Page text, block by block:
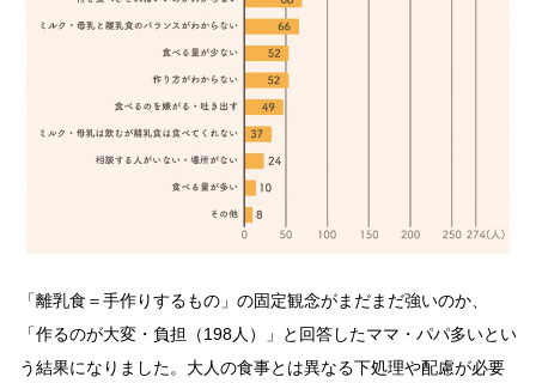
「離乳食＝手作りするもの」の固定観念がまだまだ強いのか、
「作るのが大変・負担（198人）」と回答したママ・パパ多いとい
う結果になりました。大人の食事とは異なる下処理や配慮が必要